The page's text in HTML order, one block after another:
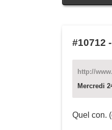
#10712 -
http://
Mercredi
Quel con.